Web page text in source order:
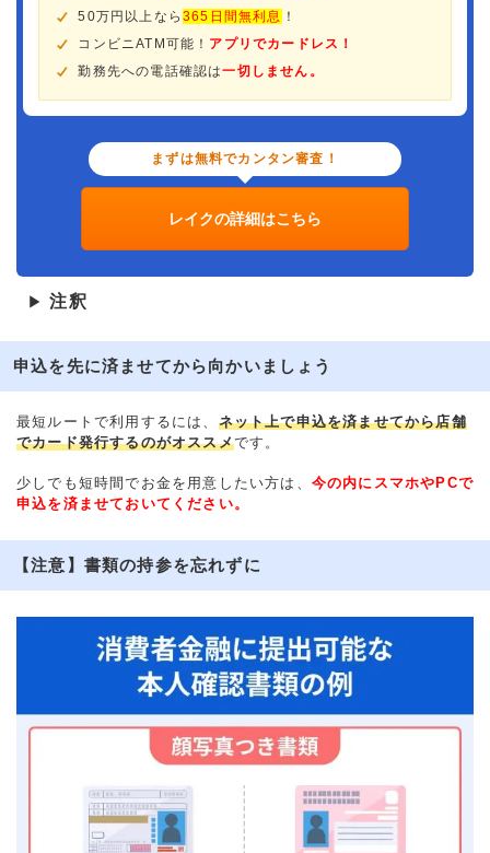
50万円以上なら365日間無利息 ！
コンビニATM可能！ アプリでカードレス！
勤務先への電話確認は一切しません。
まずは無料でカンタン審査！
レイクの詳細はこちら
▶ 注釈
申込を先に済ませてから向かいましょう
最短ルートで利用するには、 ネット上で申込を済ませてから店舗
でカード発行するのがオススメです。
少しでも短時間でお金を用意したい方は、 今の内にスマホやPCで
申込を済ませておいてください。
【注意】書類の持参を忘れずに